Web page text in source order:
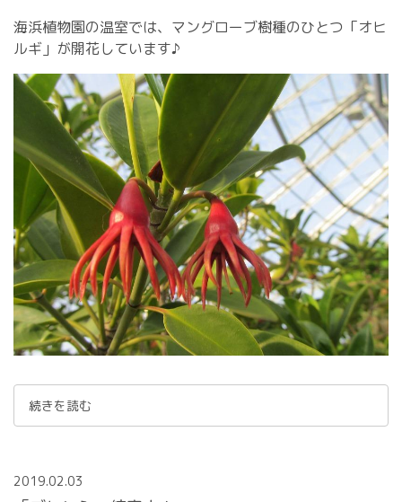
海浜植物園の温室では、マングローブ樹種のひとつ「オヒ
ルギ」が開花しています♪
続きを読む
2019.02.03